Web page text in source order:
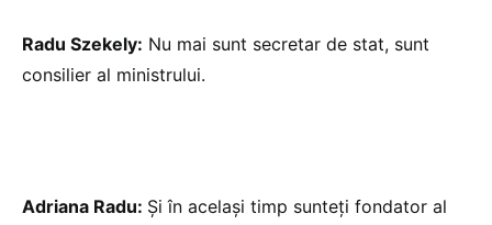
Radu Szekely: Nu mai sunt secretar de stat, sunt
consilier al ministrului.
Adriana Radu: Și în același timp sunteți fondator al